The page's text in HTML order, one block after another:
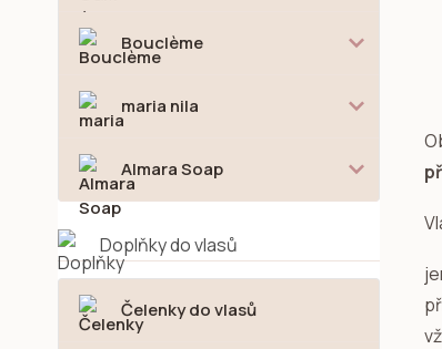
Bouclème
maria nila
Almara Soap
Doplňky do vlasů
Čelenky do vlasů